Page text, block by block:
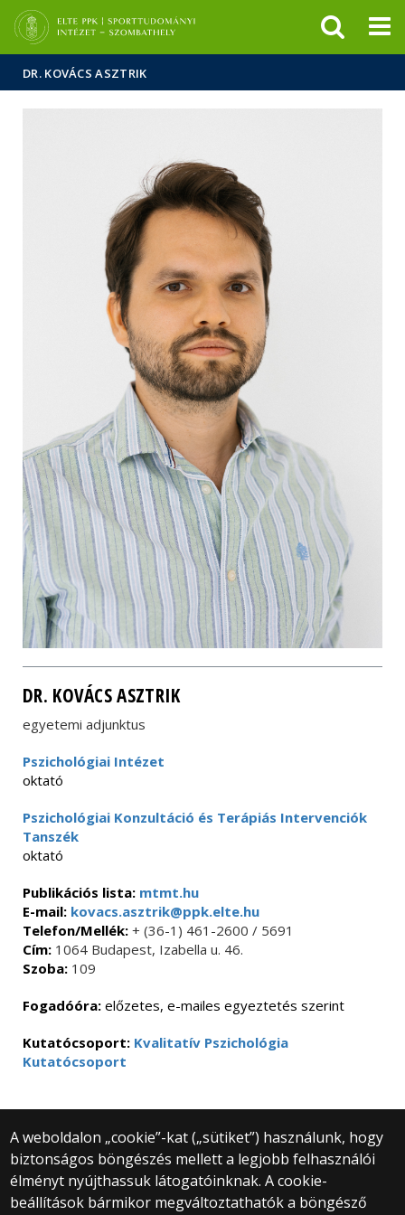
Hírek
Események
ELTE a
sajtóban
DR. KOVÁCS ASZTRIK
DR. KOVÁCS ASZTRIK
egyetemi adjunktus
Pszichológiai Intézet
oktató
Pszichológiai Konzultáció és Terápiás Intervenciók
Tanszék
oktató
Publikációs lista: mtmt.hu
E-mail: kovacs.asztrik@ppk.elte.hu
Telefon/Mellék: + (36-1) 461-2600 / 5691
Cím: 1064 Budapest, Izabella u. 46.
Szoba: 109
Fogadóóra: előzetes, e-mailes egyeztetés szerint
Kutatócsoport: Kvalitatív Pszichológia
Kutatócsoport
A weboldalon „cookie”-kat („sütiket”) használunk, hogy
biztonságos böngészés mellett a legjobb felhasználói
élményt nyújthassuk látogatóinknak. A cookie-
beállítások bármikor megváltoztathatók a böngésző
© 2025 Eötvös Loránd Tudományegyetem
Minden jog fenntartva.
1053 Budapest, Egyetem tér 1–3.